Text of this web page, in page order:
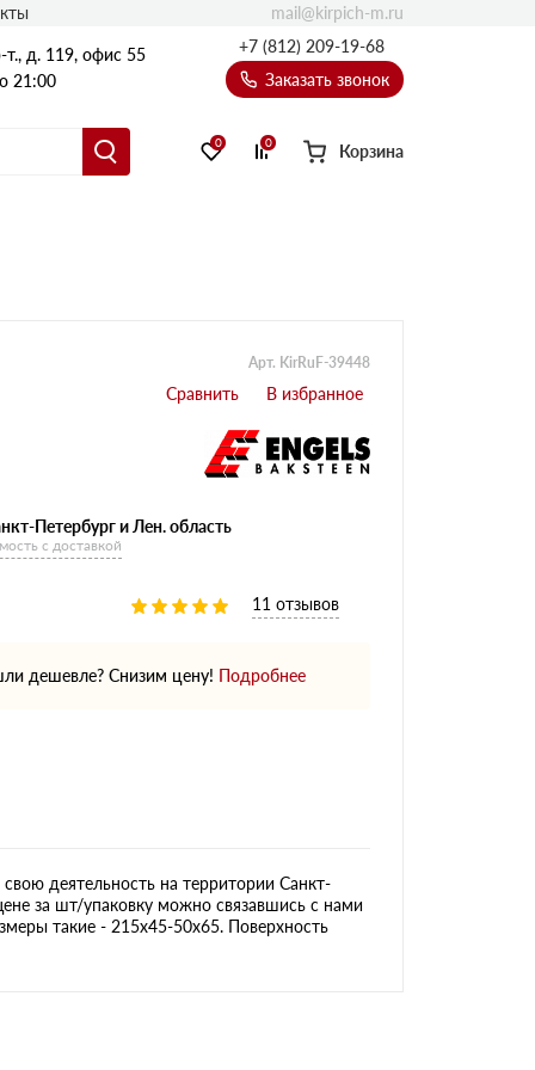
т., д. 119, офис 55
21:00
+7 (812) 209-19-68
Заказать звонок
0 0 Корзина
mail@kirpich-m.ru
Арт. KirRuF-39448
Петербург и Лен. область
с доставкой
11 отзывов
дешевле? Снизим цену! Подробнее
деятельность на территории Санкт-
за шт/упаковку можно связавшись с нами
такие - 215х45-50х65. Поверхность